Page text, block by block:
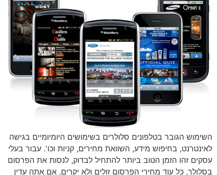
השימוש הגובר בטלפונים סלולרים בשימושים היומיומיים בגישה
לאינטרנט, בחיפוש מידע, השוואת מחירים, קניות וכו'. עבור בעלי
עסקים זהו הזמן הטוב ביותר להתחיל לבדוק, לנסות את הפרסום
בסלולר, כל עוד מחירי הפרסום זולים ולא יקרים. אם אתה עדין